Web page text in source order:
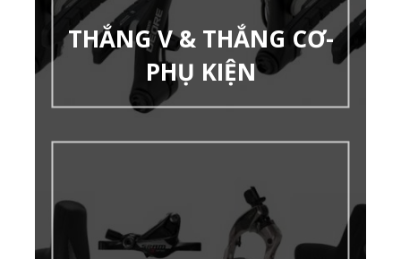
THẮNG V & THẮNG CƠ-
PHỤ KIỆN